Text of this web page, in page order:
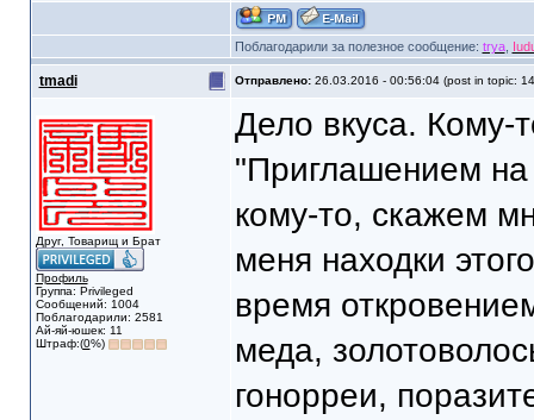
Поблагодарили за полезное сообщение: trya,
tmadi Отправлено: 26.03.2016 - 00:56:04 (post in topic:
Друг, Товарищ и Брат
Профиль
Группа: Privileged
Сообщений: 1004
Поблагодарили: 2581
Ай-яй-юшек: 11
Штраф:(0%)
Дело вкуса. Кому-
"Приглашением
кому-то, скажем
меня находки
время
меда,
гонорреи,